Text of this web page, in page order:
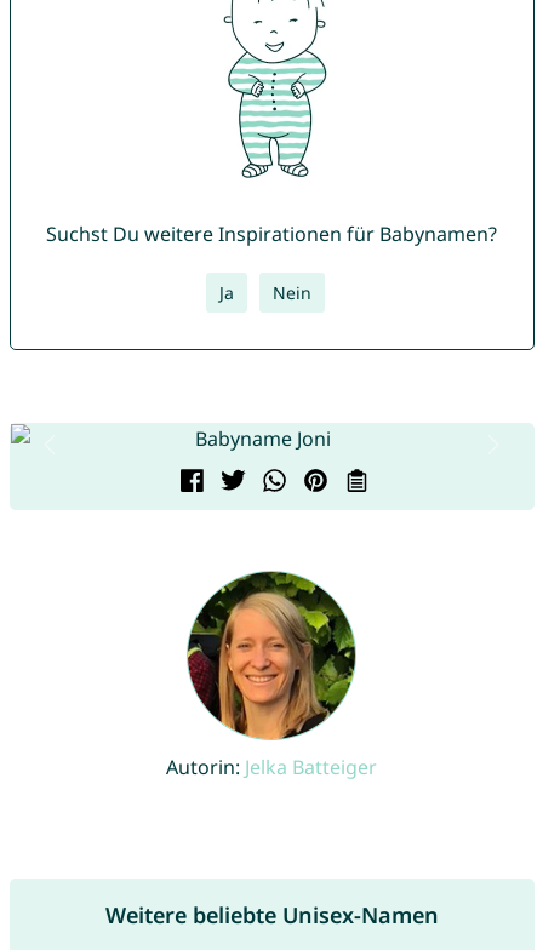
Suchst Du weitere Inspirationen für Babynamen?
Ja Nein
Autorin: Jelka Batteiger
Weitere beliebte Unisex-Namen